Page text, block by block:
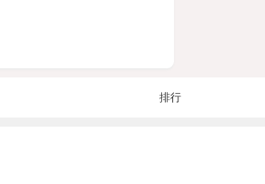
排行